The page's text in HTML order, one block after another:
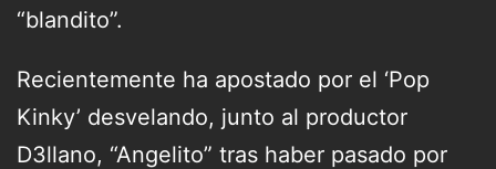
“blandito”.
Recientemente ha apostado por el ‘Pop
Kinky’ desvelando, junto al productor
D3llano, “Angelito” tras haber pasado por